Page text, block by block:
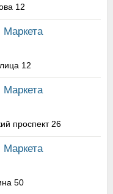
12
Маркета
12
Маркета
проспект 26
Маркета
50